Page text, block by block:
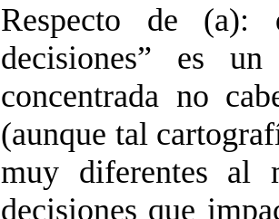
Respecto de (a):
decisiones” es
concentrada no
(aunque tal
muy diferentes al
decisiones que